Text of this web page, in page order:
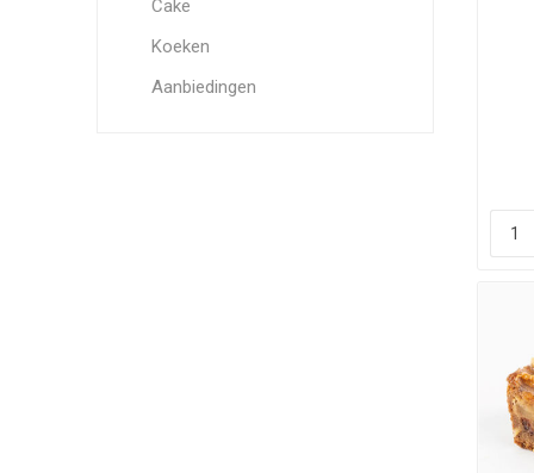
Cake
Koeken
Aanbiedingen